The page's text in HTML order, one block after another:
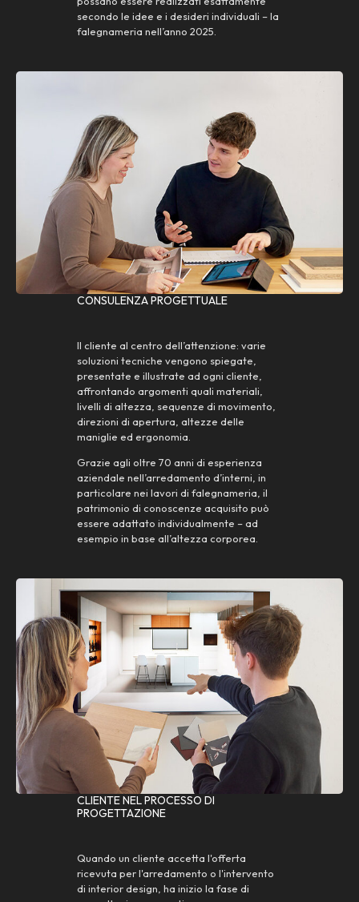
secondo le idee e i desideri individuali – la
falegnameria nell’anno 2025.
CONSULENZA PROGETTUALE
Il cliente al centro dell’attenzione: varie
soluzioni tecniche vengono spiegate,
presentate e illustrate ad ogni cliente,
affrontando argomenti quali materiali,
livelli di altezza, sequenze di movimento,
direzioni di apertura, altezze delle
maniglie ed ergonomia.
Grazie agli oltre 70 anni di esperienza
aziendale nell’arredamento d’interni, in
particolare nei lavori di falegnameria, il
patrimonio di conoscenze acquisito può
essere adattato individualmente – ad
esempio in base all’altezza corporea.
CLIENTE NEL PROCESSO DI
PROGETTAZIONE
Quando un cliente accetta l'offerta
ricevuta per l'arredamento o l'intervento
di interior design, ha inizio la fase di